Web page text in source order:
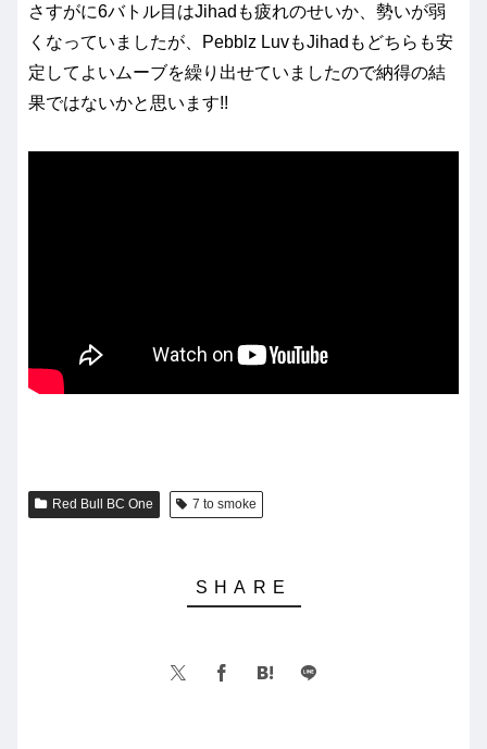
さすがに6バトル目はJihadも疲れのせいか、勢いが弱
くなっていましたが、Pebblz LuvもJihadもどちらも安
定してよいムーブを繰り出せていましたので納得の結
果ではないかと思います!!
Red Bull BC One 7 to smoke